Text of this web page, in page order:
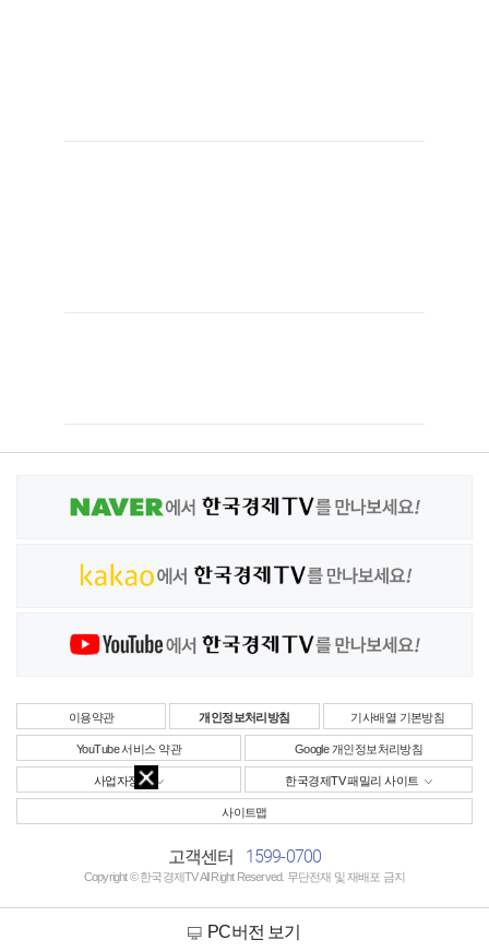
이용약관 개인정보처리방침 기사배열 기본방침
YouTube 서비스 약관 Google 개인정보처리방침
사업자정보 한국경제TV 패밀리 사이트
사이트맵
고객센터 1599-0700
Copyright © 한국경제TV All Right Reserved. 무단전재 및 재배포 금지
PC버전 보기